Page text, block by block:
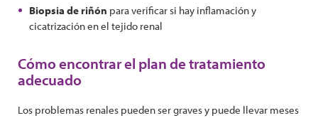
Biopsia de riñón para verificar si hay inflamación y
cicatrización en el tejido renal
Cómo encontrar el plan de tratamiento
adecuado
Los problemas renales pueden ser graves y puede llevar meses